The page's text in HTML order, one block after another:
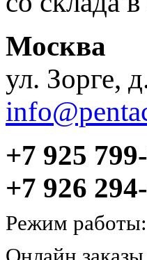
Москва
ул. Зорге,
+7 925
+7 926
Режим